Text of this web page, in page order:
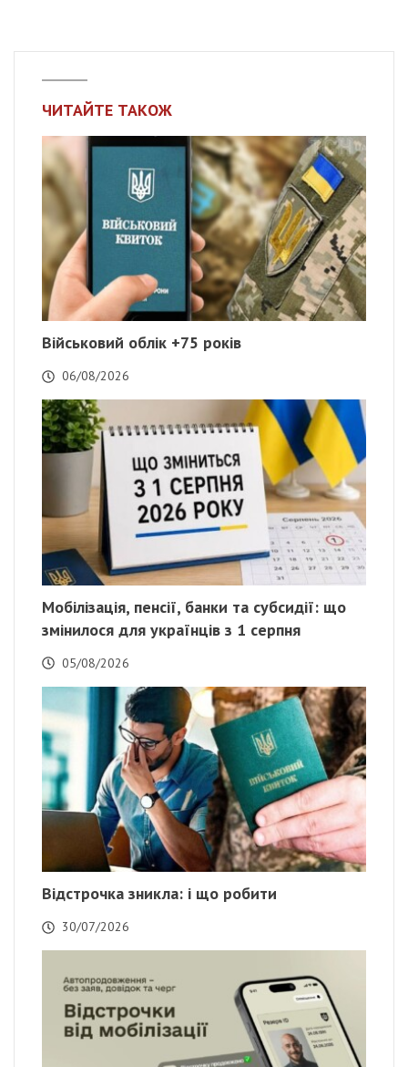
ЧИТАЙТЕ ТАКОЖ
Військовий облік +75 років
06/08/2026
Мобілізація, пенсії, банки та субсидії: що
змінилося для українців з 1 серпня
05/08/2026
Відстрочка зникла: і що робити
30/07/2026